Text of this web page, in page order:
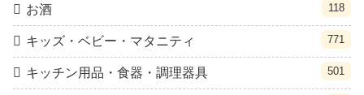
お酒 118
キッズ・ベビー・マタニティ 771
キッチン用品・食器・調理器具 501